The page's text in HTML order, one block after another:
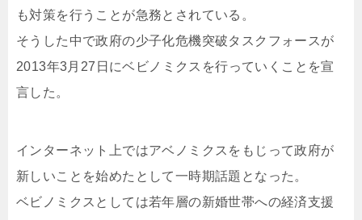
も対策を行うことが急務とされている。
そうした中で政府の少子化危機突破タスクフォースが
2013年3月27日にベビノミクスを行っていくことを宣
言した。
インターネット上ではアベノミクスをもじって政府が
新しいことを始めたとして一時期話題となった。
ベビノミクスとしては若年層の新婚世帯への経済支援